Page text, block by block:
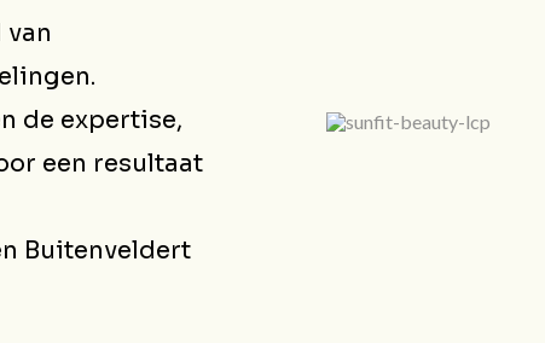
de expertise,
een resultaat
Buitenveldert